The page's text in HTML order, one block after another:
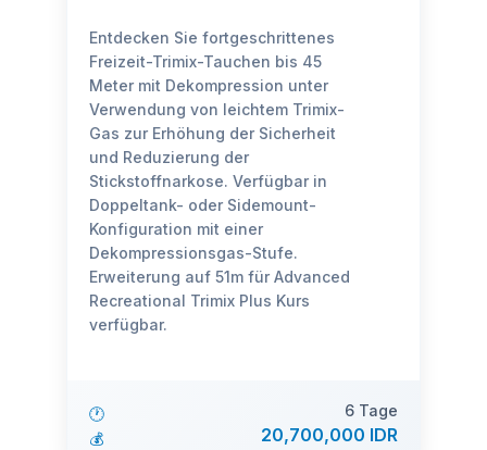
Entdecken Sie fortgeschrittenes
Freizeit-Trimix-Tauchen bis 45
Meter mit Dekompression unter
Verwendung von leichtem Trimix-
Gas zur Erhöhung der Sicherheit
und Reduzierung der
Stickstoffnarkose. Verfügbar in
Doppeltank- oder Sidemount-
Konfiguration mit einer
Dekompressionsgas-Stufe.
Erweiterung auf 51m für Advanced
Recreational Trimix Plus Kurs
verfügbar.
🕐
6 Tage
💰
20,700,000 IDR